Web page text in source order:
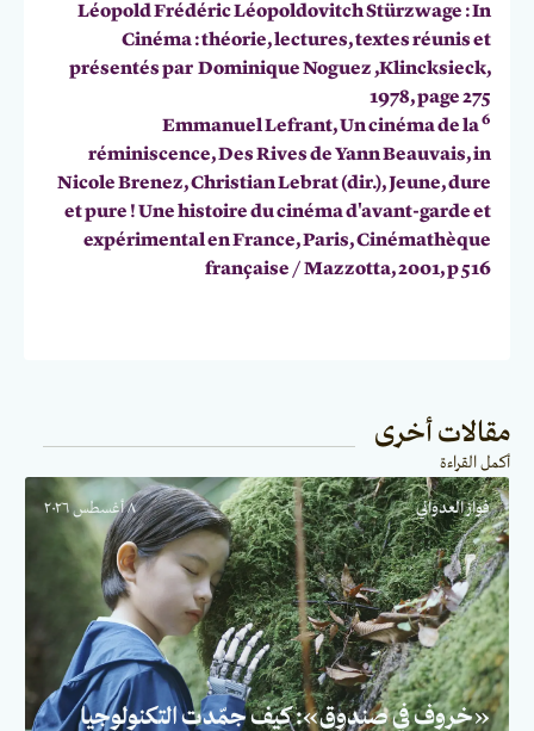
Léopold Frédéric Léopoldovitch Stürzwage : In
Cinéma : théorie, lectures, textes réunis et
présentés par Dominique Noguez ,Klincksieck,
1978, page 275
6
Emmanuel Lefrant, Un cinéma de la
réminiscence, Des Rives de Yann Beauvais, in
Nicole Brenez, Christian Lebrat (dir.), Jeune, dure
et pure ! Une histoire du cinéma d'avant-garde et
expérimental en France, Paris, Cinémathèque
française / Mazzotta, 2001, p 516
مقالات أخرى
أكمل القراءة
فواز العدواني ٨ أغسطس ٢٠٢٦
«خروف في صندوق»: كيف جمّدت التكنولوجيا